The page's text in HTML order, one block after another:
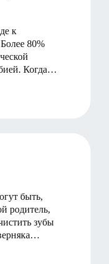
к
80%
Когда
быть,
родитель,
зубы